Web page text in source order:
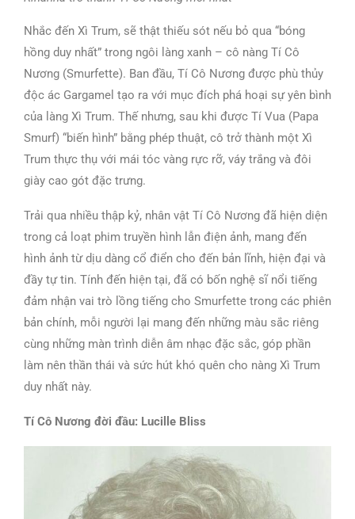
Nhắc đến Xì Trum, sẽ thật thiếu sót nếu bỏ qua “bóng
hồng duy nhất” trong ngôi làng xanh – cô nàng Tí Cô
Nương (Smurfette). Ban đầu, Tí Cô Nương được phù thủy
độc ác Gargamel tạo ra với mục đích phá hoại sự yên bình
của làng Xì Trum. Thế nhưng, sau khi được Tí Vua (Papa
Smurf) “biến hình” bằng phép thuật, cô trở thành một Xì
Trum thực thụ với mái tóc vàng rực rỡ, váy trắng và đôi
giày cao gót đặc trưng.
Trải qua nhiều thập kỷ, nhân vật Tí Cô Nương đã hiện diện
trong cả loạt phim truyền hình lẫn điện ảnh, mang đến
hình ảnh từ dịu dàng cổ điển cho đến bản lĩnh, hiện đại và
đầy tự tin. Tính đến hiện tại, đã có bốn nghệ sĩ nổi tiếng
đảm nhận vai trò lồng tiếng cho Smurfette trong các phiên
bản chính, mỗi người lại mang đến những màu sắc riêng
cùng những màn trình diễn âm nhạc đặc sắc, góp phần
làm nên thần thái và sức hút khó quên cho nàng Xì Trum
duy nhất này.
Tí Cô Nương đời đầu: Lucille Bliss